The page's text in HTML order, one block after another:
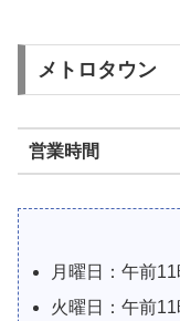
メトロタウン
営業時間
月曜日：午前
火曜日：午前